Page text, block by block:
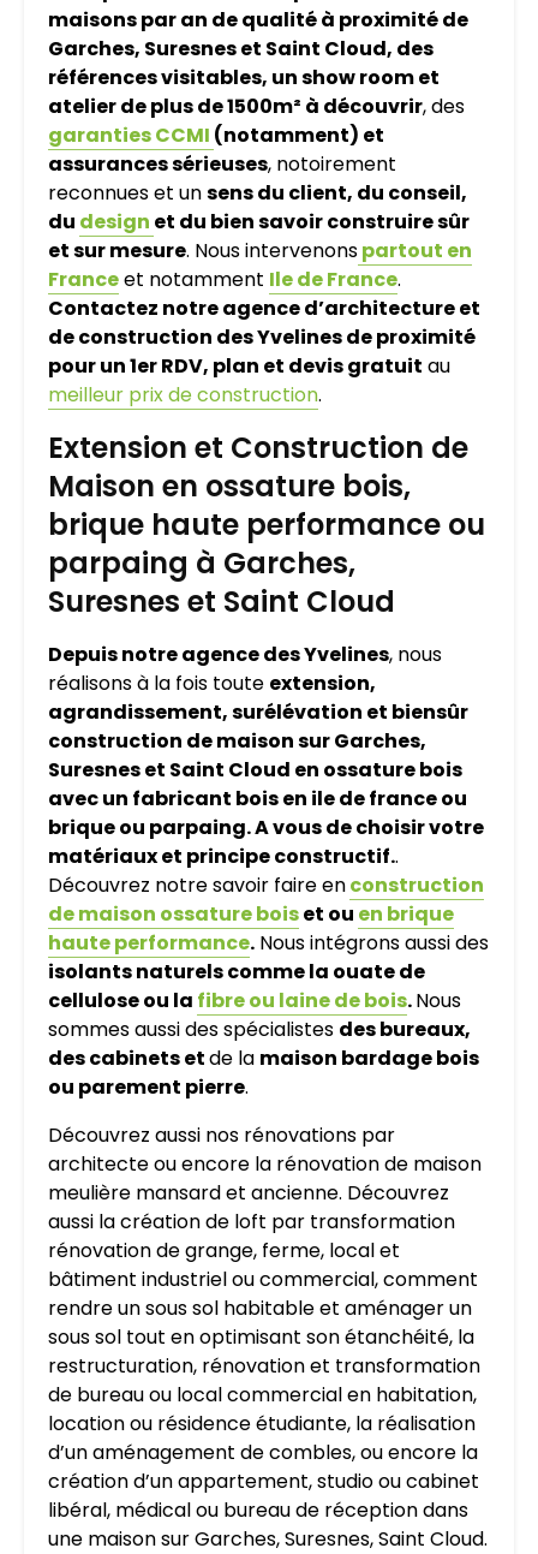
maisons par an de qualité à proximité de
Garches, Suresnes et Saint Cloud, des
références visitables, un show room et
atelier de plus de 1500m² à découvrir, des
garanties CCMI (notamment) et
assurances sérieuses, notoirement
reconnues et unsens du client, du conseil,
du design et du bien savoir construire sûr
et sur mesure. Nous intervenonspartout en
Franceet notamment Ile de France.
Contactez notre agence d’architecture et
de construction des Yvelines de proximité
pour un 1er RDV, plan et devis gratuit au
meilleur prix de construction.
Extension et Construction de
Maison en ossature bois,
brique haute performance ou
parpaing à Garches,
Suresnes et Saint Cloud
Depuis notre agence des Yvelines, nous
réalisons à la fois toute extension,
agrandissement, surélévation et biensûr
construction de maison sur Garches,
Suresnes et Saint Cloud en ossature bois
avec un fabricant bois en ile de france ou
brique ou parpaing. A vous de choisir votre
matériaux et principe constructif..
Découvrez notre savoir faire enconstruction
de maison ossature boiset ou en brique
haute performance. Nous intégrons aussi des
isolants naturels comme la ouate de
cellulose ou la fibre ou laine de bois.Nous
sommes aussi des spécialistes des bureaux,
des cabinets etde la maison bardage bois
ou parement pierre.
Découvrez aussi nos rénovations par
architecte ou encore la rénovation de maison
meulière mansard et ancienne. Découvrez
aussi la création de loft par transformation
rénovation de grange, ferme, local et
bâtiment industriel ou commercial, comment
rendre un sous sol habitable et aménager un
sous sol tout en optimisant son étanchéité, la
restructuration, rénovation et transformation
de bureau ou local commercial en habitation,
location ou résidence étudiante, la réalisation
d’un aménagement de combles, ou encore la
création d’un appartement, studio ou cabinet
libéral, médical ou bureau de réception dans
une maison sur Garches, Suresnes, Saint Cloud.